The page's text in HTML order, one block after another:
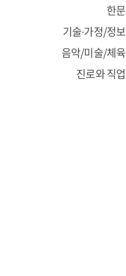
한문
기술∙가정/정보
음악/미술/체육
진로와 직업